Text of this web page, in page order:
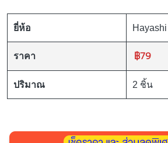
ยี่ห้อ Hayashi
ราคา ฿79
ปริมาณ 2 ชิ้น